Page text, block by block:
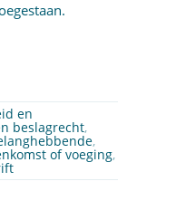
en
beslagrecht,
,
of voeging,